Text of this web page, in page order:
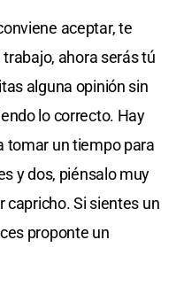
aceptar, te
trabajo, ahora serás tú
alguna opinión sin
lo correcto. Hay
tomar un tiempo para
y dos, piénsalo muy
capricho. Si sientes un
proponte un